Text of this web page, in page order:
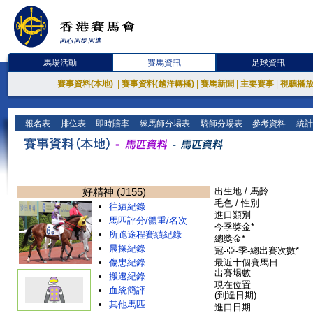
馬場活動 賽馬資訊 足球資訊
賽事資料(本地) 賽事資料(越洋轉播) 賽馬新聞 主要賽事 視聽播
報名表 排位表 即時賠率 練馬師分場表 騎師分場表 參考資料 統
好精神 (J155)
往績紀錄
馬匹評分/體重/名次
所跑途程賽績紀錄
晨操紀錄
傷患紀錄
搬遷紀錄
血統簡評
其他馬匹
出生地 / 馬齡
毛色 / 性別
進口類別
今季獎金*
總獎金*
冠-亞-季-總出賽次數*
最近十個賽馬日
出賽場數
現在位置
(到達日期)
進口日期